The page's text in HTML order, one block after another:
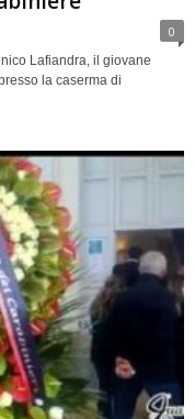
Lafiandra, il giovane
la caserma di